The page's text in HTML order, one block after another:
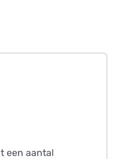
een aantal